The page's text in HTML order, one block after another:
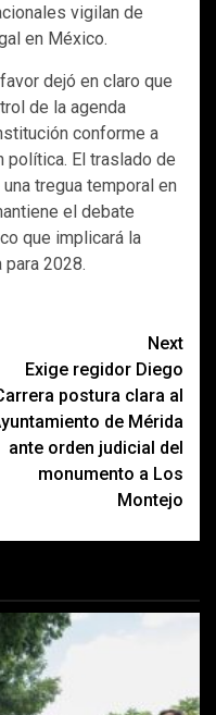
vigilan de
en México.
dejó en claro que
de la agenda
conforme a
El traslado de
tregua temporal en
el debate
que implicará la
2028.
Next
Exige regidor Diego
postura clara al
de Mérida
ante orden judicial del
monumento a Los
Montejo